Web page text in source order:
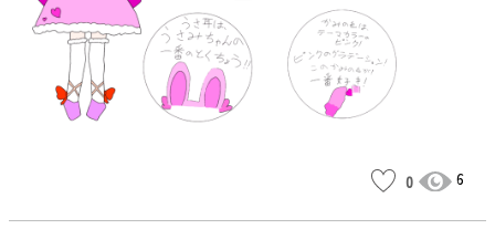
0 6